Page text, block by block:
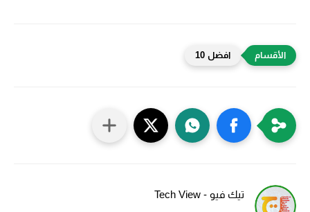
افضل 10
تيك فيو - Tech View